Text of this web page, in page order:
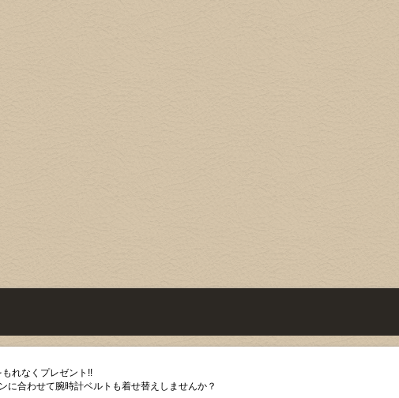
れなくプレゼント!!
に合わせて腕時計ベルトも着せ替えしませんか？